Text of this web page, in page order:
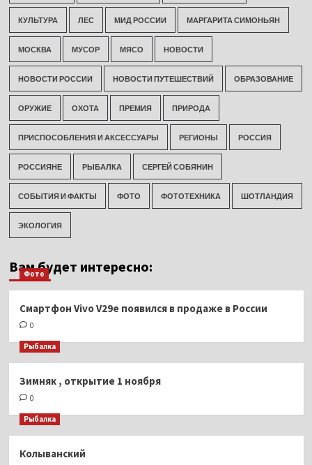
КУЛЬТУРА ЛЕС МИД РОССИИ МАРГАРИТА СИМОНЬЯН
МОСКВА МУСОР МЯСО НОВОСТИ
НОВОСТИ РОССИИ НОВОСТИ ПУТЕШЕСТВИЙ ОБРАЗОВАНИЕ
ОРУЖИЕ ОХОТА ПРЕМИЯ ПРИРОДА
ПРИСПОСОБЛЕНИЯ И АКСЕССУАРЫ РЕГИОНЫ РОССИЯ
РОССИЯНЕ РЫБАЛКА СЕРГЕЙ СОБЯНИН
СОБЫТИЯ И ФАКТЫ ФОТО ФОТОТЕХНИКА ШОТЛАНДИЯ
ЭКОЛОГИЯ
Вам будет интересно:
Фото
Смартфон Vivo V29e появился в продаже в России
0
Рыбалка
Зимняк , открытие 1 ноября
0
Рыбалка
Колыванский